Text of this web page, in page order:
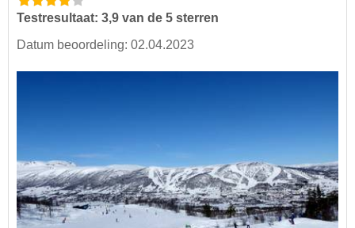
Testresultaat: 3,9 van de 5 sterren
Datum beoordeling: 02.04.2023